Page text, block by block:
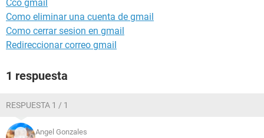
Cco gmail
Como eliminar una cuenta de gmail
Como cerrar sesion en gmail
Redireccionar correo gmail
1 respuesta
RESPUESTA 1 / 1
Angel Gonzales